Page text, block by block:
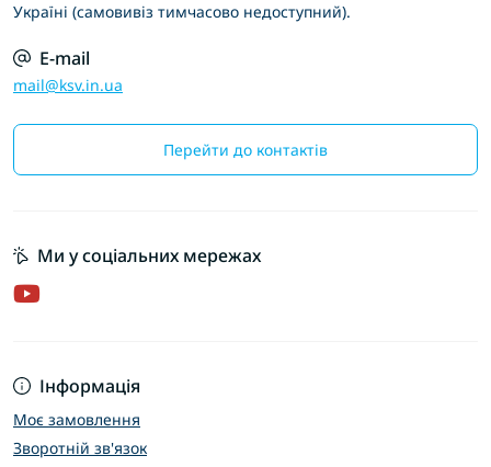
Україні (самовивіз тимчасово недоступний).
E-mail
mail@ksv.in.ua
Перейти до контактів
Інформація
Моє замовлення
Зворотній зв'язок
Ми у соціальних мережах